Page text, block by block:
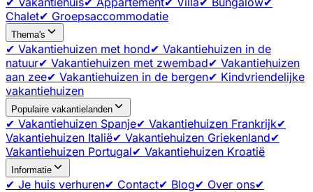
Chalet✔ Groepsaccommodatie
Thema's
✔ Vakantiehuizen met hond✔ Vakantiehuizen in de
natuur✔ Vakantiehuizen met zwembad✔ Vakantiehuizen
aan zee✔ Vakantiehuizen in de bergen✔ Kindvriendelijke
vakantiehuizen
Populaire vakantielanden
✔ Vakantiehuizen Spanje✔ Vakantiehuizen Frankrijk✔
Vakantiehuizen Italië✔ Vakantiehuizen Griekenland✔
Vakantiehuizen Portugal✔ Vakantiehuizen Kroatië
Informatie
✔ Je huis verhuren✔ Contact✔ Blog✔ Over ons✔